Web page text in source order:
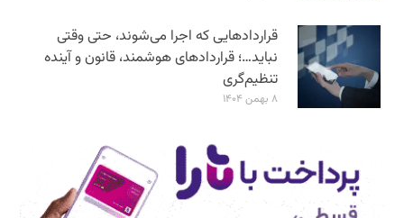
قراردادهایی که اجرا می‌شوند، حتی وقتی
نباید…؛ قراردادهای هوشمند، قانون و آینده
تنظیم‌گری
۸ بهمن ۱۴۰۴